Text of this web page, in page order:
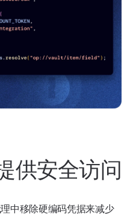
供安全访问
中移除硬编码凭据来减少